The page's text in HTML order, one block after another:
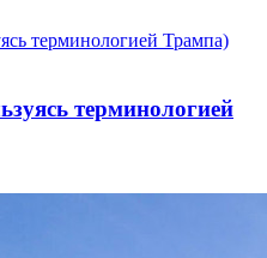
терминологией